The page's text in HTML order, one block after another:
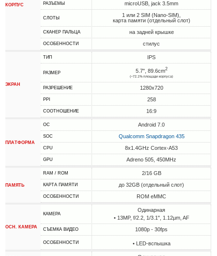
КОРПУС РАЗЪЕМЫ microUSB, jack 3.5mm
СЛОТЫ
1 или 2 SIM (Nano-SIM),
карта памяти (отдельный слот)
СКАНЕР ПАЛЬЦА на задней крышке
ОСОБЕННОСТИ стилус
ЭКРАН
ТИП IPS
РАЗМЕР 5.7", 89.6cm2
(~72.1% площади корпуса)
РАЗРЕШЕНИЕ 1280x720
PPI 258
СООТНОШЕНИЕ 16:9
ПЛАТФОРМА
ОС Android 7.0
SOC Qualcomm Snapdragon 435
CPU 8x1.4GHz Cortex-A53
GPU Adreno 505, 450MHz
ПАМЯТЬ
RAM / ROM 2/16 GB
КАРТА ПАМЯТИ до 32GB (отдельный слот)
ОСОБЕННОСТИ ROM eMMC
ОСН. КАМЕРА
КАМЕРА
Одинарная
• 13MP, f/2.2, 1/3.1", 1.12µm, AF
СЪЕМКА ВИДЕО 1080p - 30fps
ОСОБЕННОСТИ • LED-вспышка